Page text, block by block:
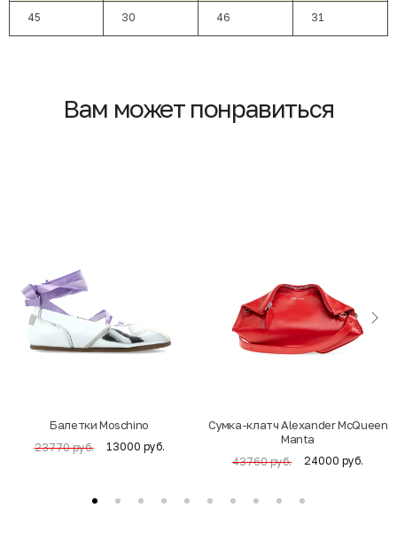
45 30 46 31
Вам может понравиться
Балетки Moschino
23770 руб. 13000 руб.
Cумка-клатч Alexander McQueen
Manta
43760 руб. 24000 руб.